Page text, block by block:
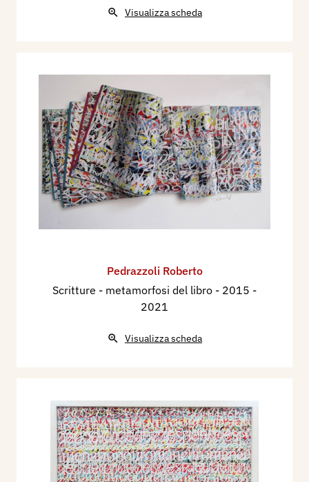
Visualizza scheda
Pedrazzoli Roberto
Scritture - metamorfosi del libro - 2015 -
2021
Visualizza scheda